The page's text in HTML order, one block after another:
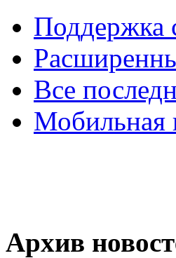
Поддержка
Все
Мобильная
Архив